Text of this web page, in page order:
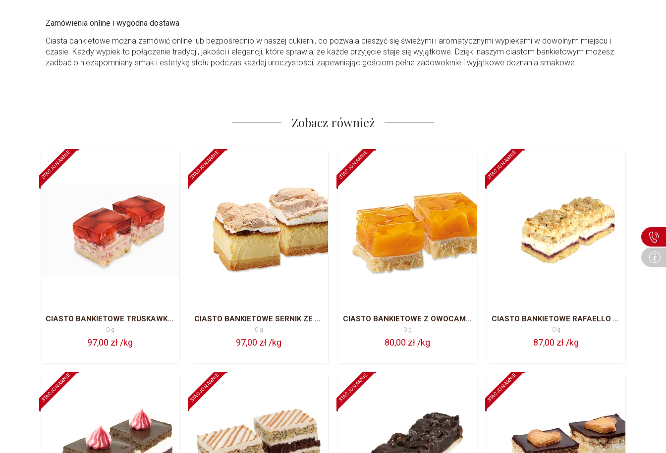
Zamówienia online i wygodna dostawa
Ciasta bankietowe można zamówić online lub bezpośrednio w naszej cukierni, co pozwala cieszyć się świeżymi i aromatycznymi wypiekami w dowolnym miejscu i
czasie. Każdy wypiek to połączenie tradycji, jakości i elegancji, które sprawia, że każde przyjęcie staje się wyjątkowe. Dzięki naszym ciastom bankietowym możesz
zadbać o niezapomniany smak i estetykę stołu podczas każdej uroczystości, zapewniając gościom pełne zadowolenie i wyjątkowe doznania smakowe.
Zobacz również
STACJONARNIE
CIASTO BANKIETOWE TRUSKAWKOWE CAŁA BLACHA = 63 PORCJE
0 g
97,00 zł /kg
STACJONARNIE
CIASTO BANKIETOWE SERNIK ZE SKÓRKĄ POMARAŃCZOWĄ CAŁA BLACHA = 63 PORCJE
0 g
97,00 zł /kg
STACJONARNIE
CIASTO BANKIETOWE Z OWOCAMI CAŁA BLACHA = 63 PORCJE
0 g
80,00 zł /kg
STACJONARNIE
CIASTO BANKIETOWE RAFAELLO CAŁA BLACHA = 63 PORCJE
0 g
87,00 zł /kg
STACJONARNIE STACJONARNIE STACJONARNIE STACJONARNIE